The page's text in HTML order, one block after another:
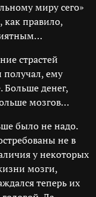
миру сего»
как правило,
страстей
ему
Больше денег,
мозгов…
было не надо.
не в
у некоторых
мозги,
теперь их